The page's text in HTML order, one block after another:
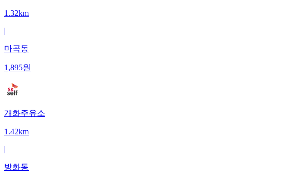
1.32km
|
마곡동
1,895원
개화주유소
1.42km
|
방화동